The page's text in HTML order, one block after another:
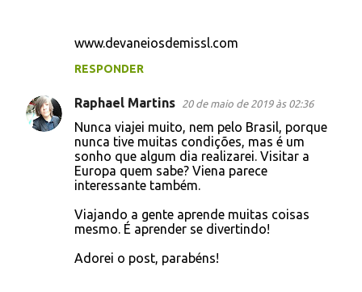
www.devaneiosdemissl.com
RESPONDER
Raphael Martins 20 de maio de 2019 às 02:36
Nunca viajei muito, nem pelo Brasil, porque
nunca tive muitas condições, mas é um
sonho que algum dia realizarei. Visitar a
Europa quem sabe? Viena parece
interessante também.
Viajando a gente aprende muitas coisas
mesmo. É aprender se divertindo!
Adorei o post, parabéns!